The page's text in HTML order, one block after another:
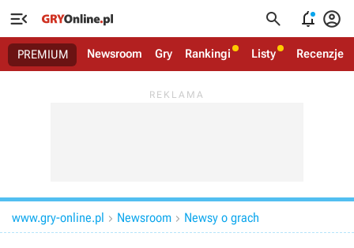
   
PREMIUM Newsroom Gry Rankingi Listy Recenzje
www.gry-online.pl  Newsroom  Newsy o grach